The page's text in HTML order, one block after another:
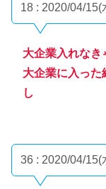
18 : 2020/04/15(
大企業入れなき
大企業に入った
し
36 : 2020/04/15(